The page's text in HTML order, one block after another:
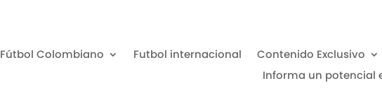
Fútbol Colombiano Futbol internacional
Contenido Exclusivo
Informa un potencial